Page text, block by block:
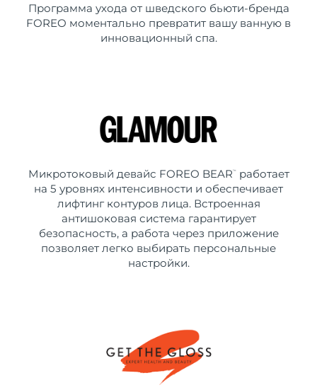
Программа ухода от шведского бьюти-бренда
FOREO моментально превратит вашу ванную в
инновационный спа.
Микротоковый девайс FOREO BEAR ™
работает
на 5 уровнях интенсивности и обеспечивает
лифтинг контуров лица. Встроенная
антишоковая система гарантирует
безопасность, а работа через приложение
позволяет легко выбирать персональные
настройки.